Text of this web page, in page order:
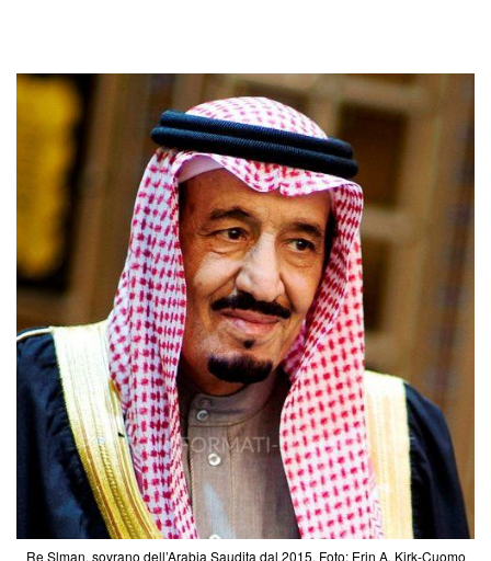
Re Slman, sovrano dell’Arabia Saudita dal 2015. Foto: Erin A. Kirk-Cuomo